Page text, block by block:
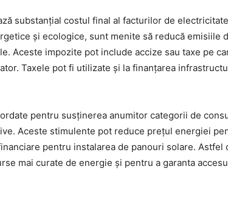
substanțial costul final al facturilor de
și ecologice, sunt menite să reducă emisiile
Aceste impozite pot include accize sau taxe pe
Taxele pot fi utilizate și la finanțarea
pentru susținerea anumitor categorii de
Aceste stimulente pot reduce prețul energiei
pentru instalarea de panouri solare. Astfel
mai curate de energie și pentru a garanta